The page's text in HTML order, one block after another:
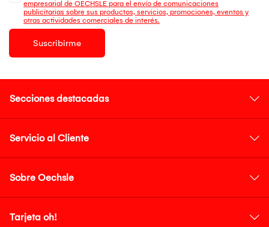
empresarial de OECHSLE para el envío de comunicaciones
publicitarias sobre sus productos, servicios, promociones, eventos y
otras actividades comerciales de interés.
Suscribirme
Secciones destacadas
Servicio al Cliente
Sobre Oechsle
Tarjeta oh!